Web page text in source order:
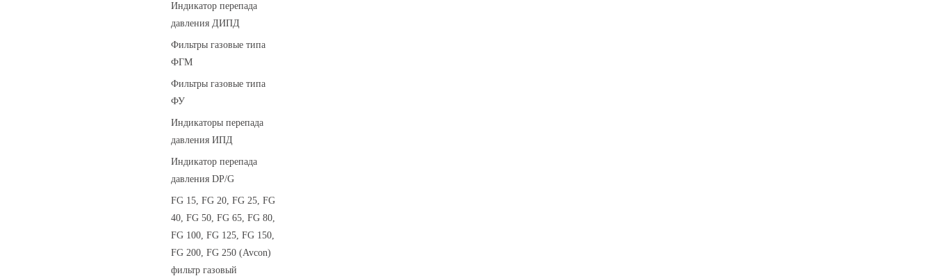
Индикатор перепада
давления ДИПД
Фильтры газовые типа
ФГМ
Фильтры газовые типа
ФУ
Индикаторы перепада
давления ИПД
Индикатор перепада
давления DP/G
FG 15, FG 20, FG 25, FG
40, FG 50, FG 65, FG 80,
FG 100, FG 125, FG 150,
FG 200, FG 250 (Avcon)
фильтр газовый